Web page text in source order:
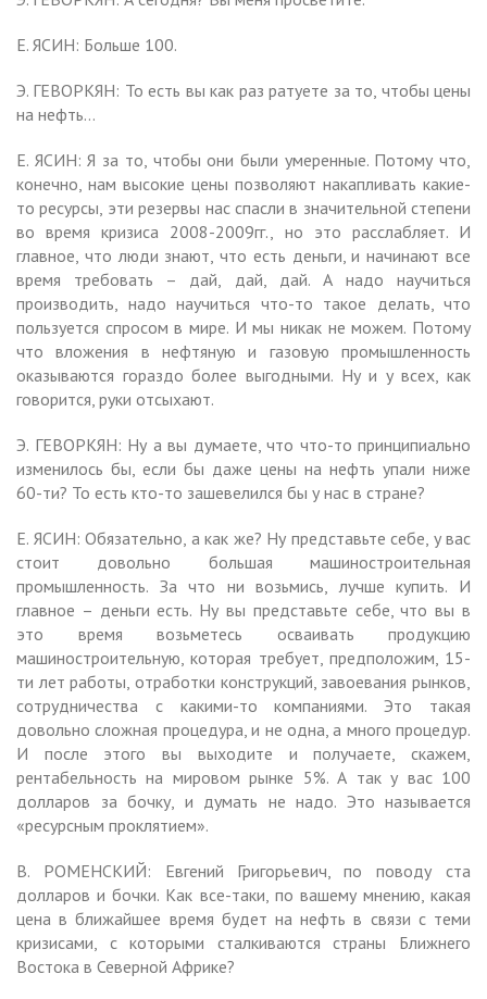
Е. ЯСИН: Больше 100.
Э. ГЕВОРКЯН: То есть вы как раз ратуете за то, чтобы цены
на нефть…
Е. ЯСИН: Я за то, чтобы они были умеренные. Потому что,
конечно, нам высокие цены позволяют накапливать какие-
то ресурсы, эти резервы нас спасли в значительной степени
во время кризиса 2008-2009гг., но это расслабляет. И
главное, что люди знают, что есть деньги, и начинают все
время требовать – дай, дай, дай. А надо научиться
производить, надо научиться что-то такое делать, что
пользуется спросом в мире. И мы никак не можем. Потому
что вложения в нефтяную и газовую промышленность
оказываются гораздо более выгодными. Ну и у всех, как
говорится, руки отсыхают.
Э. ГЕВОРКЯН: Ну а вы думаете, что что-то принципиально
изменилось бы, если бы даже цены на нефть упали ниже
60-ти? То есть кто-то зашевелился бы у нас в стране?
Е. ЯСИН: Обязательно, а как же? Ну представьте себе, у вас
стоит довольно большая машиностроительная
промышленность. За что ни возьмись, лучше купить. И
главное – деньги есть. Ну вы представьте себе, что вы в
это время возьметесь осваивать продукцию
машиностроительную, которая требует, предположим, 15-
ти лет работы, отработки конструкций, завоевания рынков,
сотрудничества с какими-то компаниями. Это такая
довольно сложная процедура, и не одна, а много процедур.
И после этого вы выходите и получаете, скажем,
рентабельность на мировом рынке 5%. А так у вас 100
долларов за бочку, и думать не надо. Это называется
«ресурсным проклятием».
В. РОМЕНСКИЙ: Евгений Григорьевич, по поводу ста
долларов и бочки. Как все-таки, по вашему мнению, какая
цена в ближайшее время будет на нефть в связи с теми
кризисами, с которыми сталкиваются страны Ближнего
Востока в Северной Африке?